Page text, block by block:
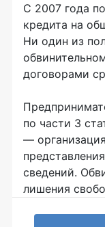
С 2007 года
кредита на
Ни один из
договорами
по части 3
—
сведений.
лишения